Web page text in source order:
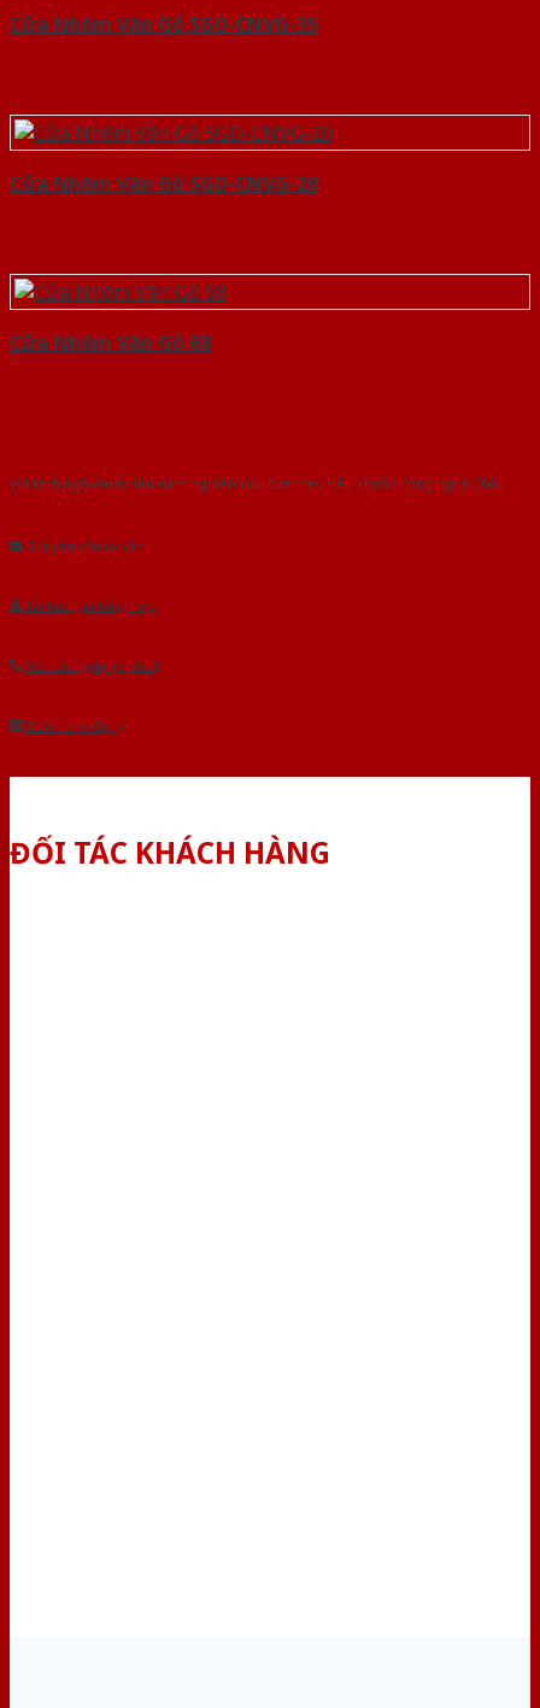
Cửa Nhôm Vân Gỗ SGD-CNVG-35
Cửa Nhôm Vân Gỗ SGD-CNVG-20
Cửa Nhôm Vân Gỗ 68
Với kinh nghiệm nhiêu năm nghiên cứu cửa theo tiêu chuẩn công nghệ Châu
Gửi yêu cầu tư vấn
Tải báo giá tổng hợp
Yêu cầu gọi lại (3 phút)
Dành cho đại lý
ĐỐI TÁC KHÁCH HÀNG